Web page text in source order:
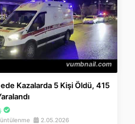
Kazalarda 5 Kişi Öldü, 415
2.05.2026